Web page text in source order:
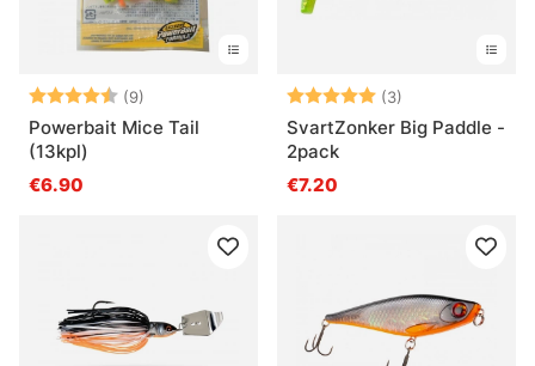
Arvio: (9)
4.2 5:sta tähdestä
Powerbait Mice Tail
(13kpl)
€6.90
Arvio: (3)
SvartZonker Big Paddle -
2pack
€7.20